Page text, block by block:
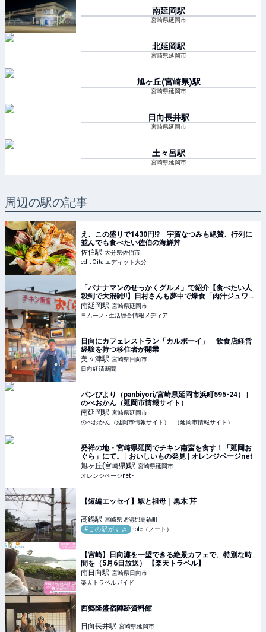
南延岡駅
宮崎県延岡市
北延岡駅
宮崎県延岡市
旭ヶ丘(宮崎県)駅
宮崎県延岡市
日向長井駅
宮崎県延岡市
土々呂駅
宮崎県延岡市
周辺の駅の記事
え、この盛りで1430円!? 宇賀なつみも絶賛、行列に
並んでも食べたい佐伯の海鮮丼
佐伯駅 大分県佐伯市
edit Oita エディット大分
「バナナマンのせっかくグルメ」で紹介【食べたい人
殺到で大混雑!!】日村さんも夢中で爆食「肉汁ジュワ
ッ！あぁ至福…」宮崎の絶品グルメ | ヨムーノ
南延岡駅 宮崎県延岡市
ヨムーノ - 生活総合情報メディア
日向にカフェレストラン「カルボーイ」 飲食店経営
経験を持つ移住者が開業
美々津駅 宮崎県日向市
日向経済新聞
パンびより（panbiyori/宮崎県延岡市浜町595-24） |
のべおかん（延岡市情報サイト）
南延岡駅 宮崎県延岡市
のべおかん（延岡市情報サイト） | （延岡市情報サイト）
発祥の地・宮崎県延岡でチキン南蛮を食す！「延岡お
ぐら」にて。 | おいしいもの発見 | オレンジページnet
旭ヶ丘(宮崎県)駅 宮崎県延岡市
オレンジページnet -
【短編エッセイ】駅と祖母｜黒木 芹
高鍋駅 宮崎県児湯郡高鍋町
#この駅がすき
note（ノート）
【宮崎】日向灘を一望できる絶景カフェで、特別な時
間を（5月6日放送） 【楽天トラベル】
南日向駅 宮崎県日向市
楽天トラベルガイド
西郷隆盛宿陣跡資料館
日向長井駅 宮崎県延岡市